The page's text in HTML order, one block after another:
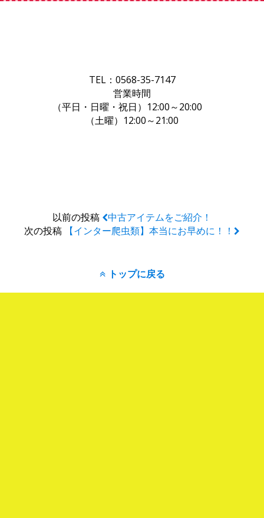
TEL：0568-35-7147
営業時間
（平日・日曜・祝日）12:00～20:00
（土曜）12:00～21:00
以前の投稿
中古アイテムをご紹介！
次の投稿
【インター爬虫類】本当にお早めに！！
トップに戻る